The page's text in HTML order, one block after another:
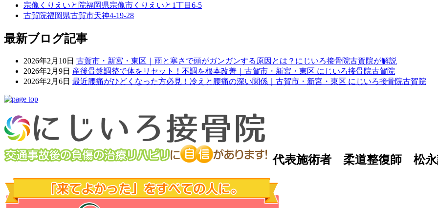
宗像くりえいと院福岡県宗像市くりえいと1丁目6-5
古賀院福岡県古賀市天神4-19-28
最新ブログ記事
2026年2月10日 古賀市・新宮・東区｜雨と寒さで頭がガンガンする原因とは？にじいろ接骨院古賀院が解説
2026年2月9日 産後骨盤調整で体をリセット！不調を根本改善｜古賀市・新宮・東区 にじいろ接骨院古賀院
2026年2月6日 最近腰痛がひどくなった方必見！冷えと腰痛の深い関係｜古賀市・新宮・東区 にじいろ接骨院古賀院
代表施術者 柔道整復師 松永